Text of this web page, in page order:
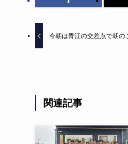
今朝は青江の交差点で朝の
関連記事